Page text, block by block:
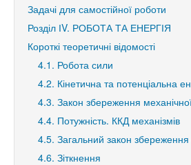
Задачі для самостійної роботи
Розділ ІV. РОБОТА ТА ЕНЕРГІЯ
Короткі теоретичні відомості
4.1. Робота сили
4.2. Кінетична та потенціальна
4.3. Закон збереження механічної
4.4. Потужність. ККД механізмів
4.5. Загальний закон збереження
4.6. Зіткнення